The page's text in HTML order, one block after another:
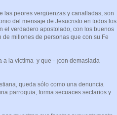
las peores vergüenzas y canalladas, son
del mensaje de Jesucristo en todos los
el verdadero apostolado, con los buenos
millones de personas que con su Fe
la víctima y que - ¡con demasiada
queda sólo como una denuncia
parroquia, forma secuaces sectarios y